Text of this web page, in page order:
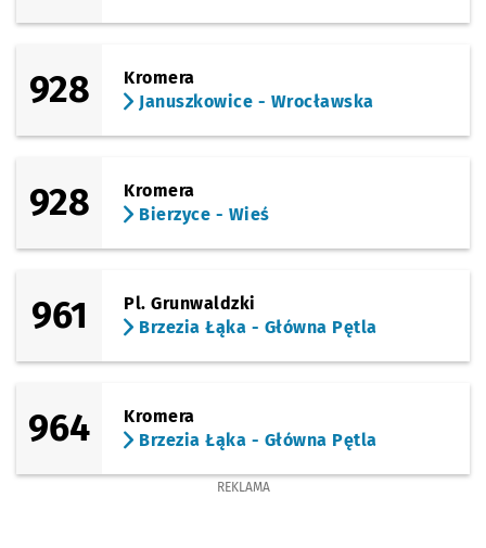
928
Kromera
Januszkowice - Wrocławska
928
Kromera
Bierzyce - Wieś
961
Pl. Grunwaldzki
Brzezia Łąka - Główna Pętla
964
Kromera
Brzezia Łąka - Główna Pętla
REKLAMA